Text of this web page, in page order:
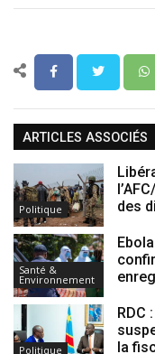
ARTICLES ASSOCIÉS
Politique
des
Santé &
Environnement
Politique
RDC
la